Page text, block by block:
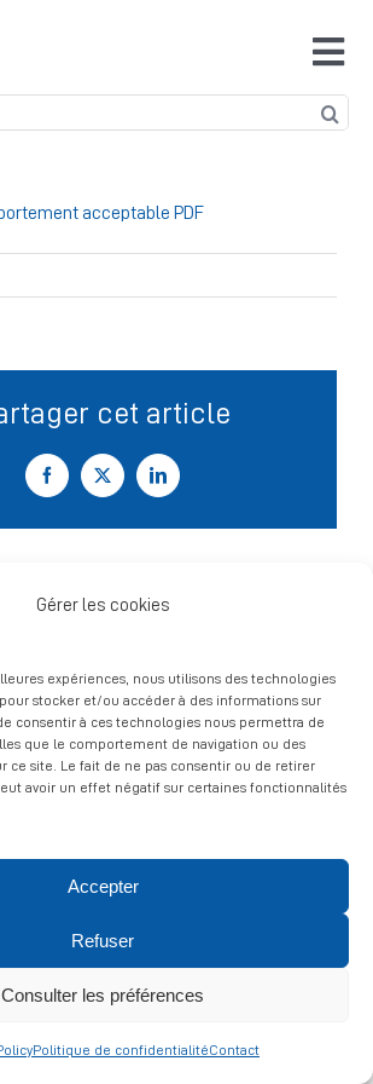
Gérer les cookies
expériences, nous utilisons des technologies
stocker et/ou accéder à des informations sur
consentir à ces technologies nous permettra de
que le comportement de navigation ou des
ce site. Le fait de ne pas consentir ou de retirer
avoir un effet négatif sur certaines fonctionnalités
Accepter
Refuser
Consulter les préférences
Politique de confidentialitéContact
acceptable PDF
cet article
Facebook
X LinkedIn
ALIS | All rights reserved
légales